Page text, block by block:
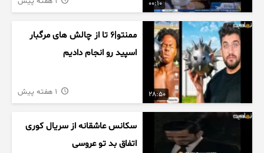
00:10
28:50
ممنتو|۶ تا از چالش های مرگبار
اسپید رو انجام دادیم
سکانس عاشقانه از سریال کوری
اتفاق بد تو عروسی